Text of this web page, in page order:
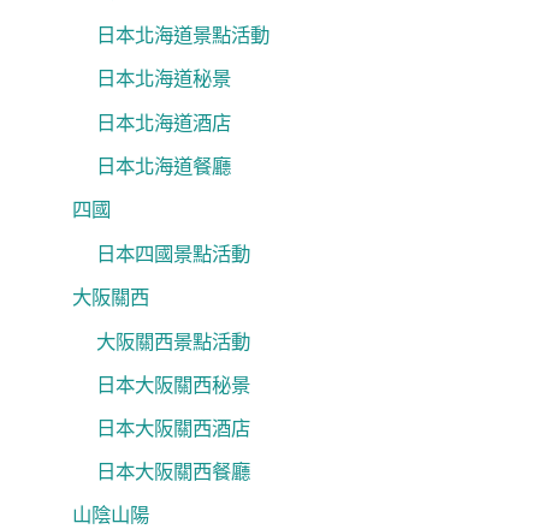
日本北海道景點活動
日本北海道秘景
日本北海道酒店
日本北海道餐廳
四國
日本四國景點活動
大阪關西
大阪關西景點活動
日本大阪關西秘景
日本大阪關西酒店
日本大阪關西餐廳
山陰山陽